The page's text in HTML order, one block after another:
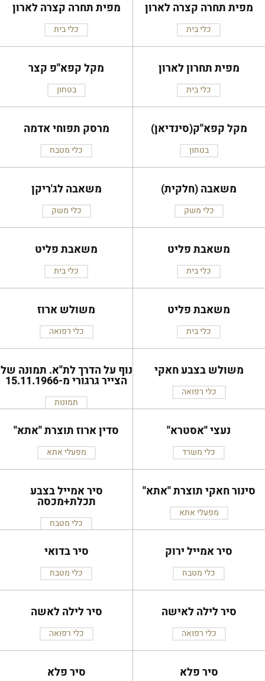
מפית תחרה קצרה לארון
כלי בית
מפית תחרה קצרה לארון
כלי בית
מפית תחרון לארון
כלי בית
מקל קפא''פ קצר
בטחון
מקל קפא''ק(סינדיאן)
בטחון
מרסק תפוחי אדמה
כלי מטבח
משאבה (חלקית)
כלי משק
משאבה לג'ריקן
כלי משק
משאבת פליט
כלי בית
משאבת פליט
כלי בית
משאבת פליט
כלי בית
משולש ארוז
כלי רפואה
משולש בצבע חאקי
כלי רפואה
נוף על הדרך לת''א. תמונה של
הצייר גרגורי מ-15.11.1966
תמונות
נעצי ''אסטרא''
כלי משרד
סדין ארוז תוצרת ''אתא''
מפעלי אתא
סינור חאקי תוצרת ''אתא''
מפעלי אתא
סיר אמייל בצבע
תכלת+מכסה
כלי מטבח
סיר אמייל ירוק
כלי מטבח
סיר בדואי
כלי מטבח
סיר לילה לאישה
כלי רפואה
סיר לילה לאשה
כלי רפואה
סיר פלא סיר פלא